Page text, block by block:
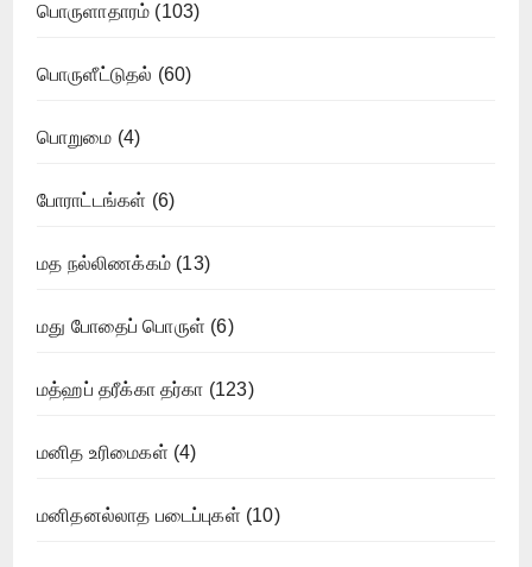
பொருளாதாரம் (103)
பொருளீட்டுதல் (60)
பொறுமை (4)
போராட்டங்கள் (6)
மத நல்லிணக்கம் (13)
மது போதைப் பொருள் (6)
மத்ஹப் தரீக்கா தர்கா (123)
மனித உரிமைகள் (4)
மனிதனல்லாத படைப்புகள் (10)